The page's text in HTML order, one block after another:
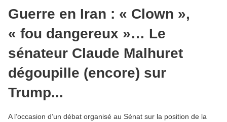
Guerre en Iran : « Clown »,
« fou dangereux »… Le
sénateur Claude Malhuret
dégoupille (encore) sur
Trump...
A l’occasion d’un débat organisé au Sénat sur la position de la